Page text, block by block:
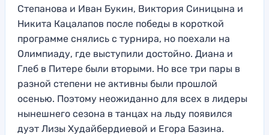
Степанова и Иван Букин, Виктория Синицына и
Никита Кацалапов после победы в короткой
программе снялись с турнира, но поехали на
Олимпиаду, где выступили достойно. Диана и
Глеб в Питере были вторыми. Но все три пары в
разной степени не активны были прошлой
осенью. Поэтому неожиданно для всех в лидеры
нынешнего сезона в танцах на льду появился
дуэт Лизы Худайбердиевой и Егора Базина.